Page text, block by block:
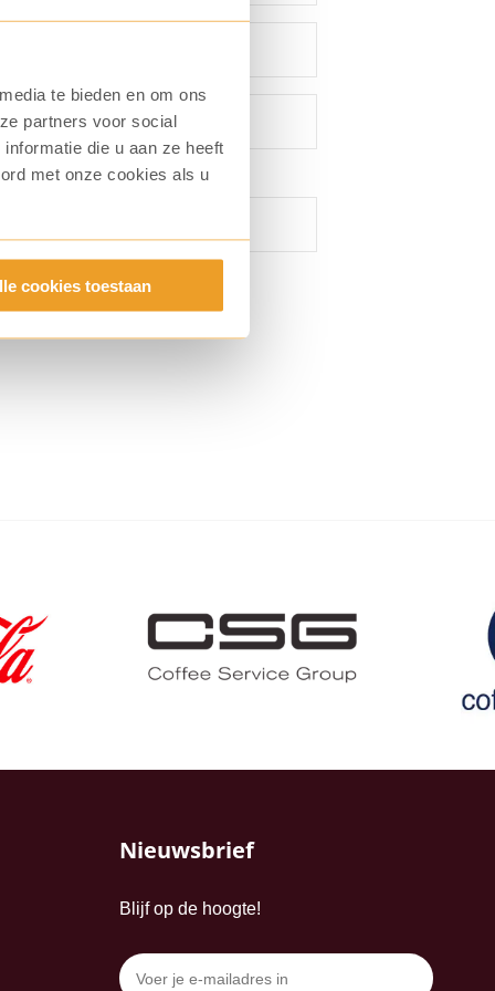
te bieden en om ons
partners voor social
die u aan ze heeft
met onze cookies als u
cookies toestaan
Nieuwsbrief
Blijf op de hoogte!